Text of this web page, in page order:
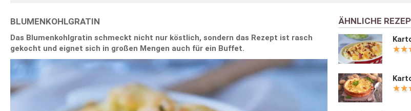
BLUMENKOHLGRATIN
Das Blumenkohlgratin schmeckt nicht nur köstlich, sondern das Rezept ist rasch
gekocht und eignet sich in großen Mengen auch für ein Buffet.
ÄHNLICHE